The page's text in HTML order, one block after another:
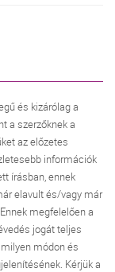
és kizárólag a
a szerzőknek a
az előzetes
információk
írásban, ennek
elavult és/vagy már
megfelelően a
jogát teljes
módon és
Kérjük a